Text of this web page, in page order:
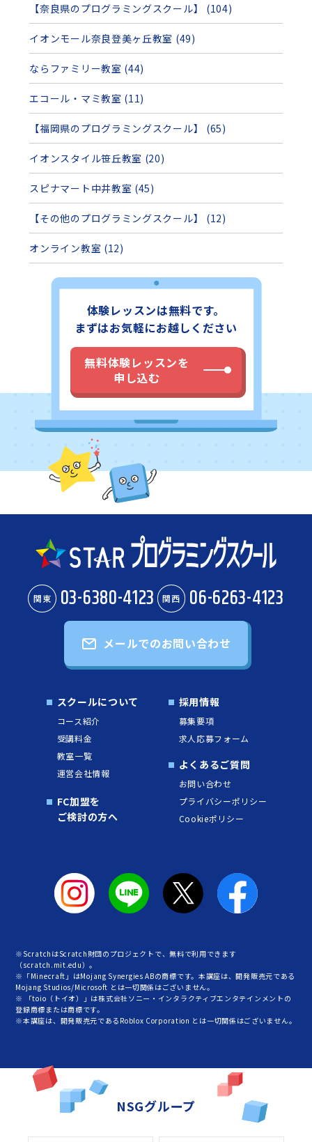
【奈良県のプログラミングスクール】 (104)
イオンモール奈良登美ヶ丘教室 (49)
ならファミリー教室 (44)
エコール・マミ教室 (11)
【福岡県のプログラミングスクール】 (65)
イオンスタイル笹丘教室 (20)
スピナマート中井教室 (45)
【その他のプログラミングスクール】 (12)
オンライン教室 (12)
体験レッスンは無料です。
まずはお気軽にお越しください
無料体験レッスンを
申し込む
関東 03-6380-4123 関西 06-6263-4123
メールでのお問い合わせ
スクールについて
コース紹介
受講料金
教室一覧
運営会社情報
FC加盟を
ご検討の方へ
採用情報
募集要項
求人応募フォーム
よくあるご質問
お問い合わせ
プライバシーポリシー
Cookieポリシー
※ScratchはScratch財団のプロジェクトで、無料で利用できます
（scratch.mit.edu）。
※「Minecraft」はMojang Synergies ABの商標です。本講座は、開発販売元である
Mojang Studios/Microsoft とは一切関係はございません。
※ 「toio（トイオ）」は株式会社ソニー・インタラクティブエンタテインメントの
登録商標または商標です。
※本講座は、開発販売元であるRoblox Corporation とは一切関係はございません。
NSGグループ